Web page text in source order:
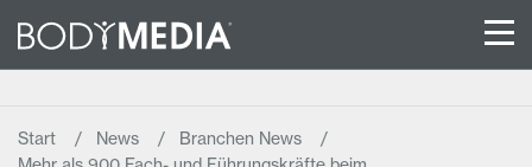
Start News
Branchen News